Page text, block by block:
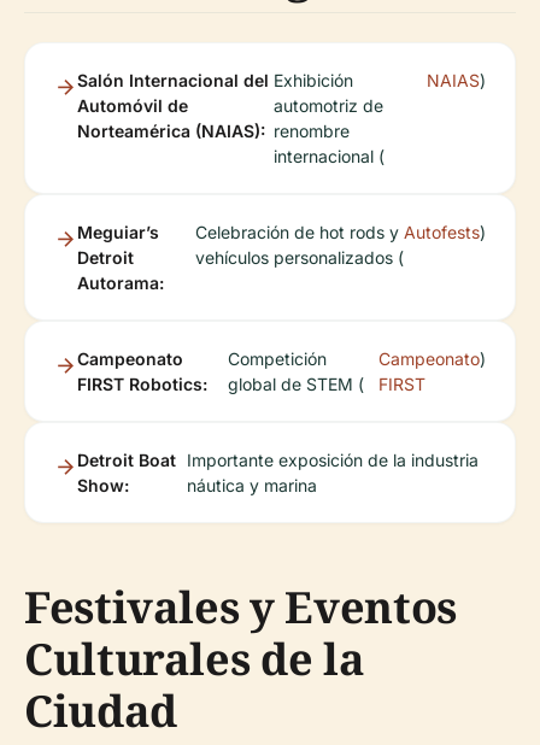
Salón Internacional del
Automóvil de
Norteamérica (NAIAS):
Exhibición
automotriz de
renombre
internacional (
NAIAS)
Meguiar’s
Detroit
Autorama:
Celebración de hot rods y
vehículos personalizados (
Autofests)
Campeonato
FIRST Robotics:
Competición
global de STEM (
Campeonato
FIRST
)
Detroit Boat
Show:
Importante exposición de la industria
náutica y marina
Festivales y Eventos
Culturales de la
Ciudad